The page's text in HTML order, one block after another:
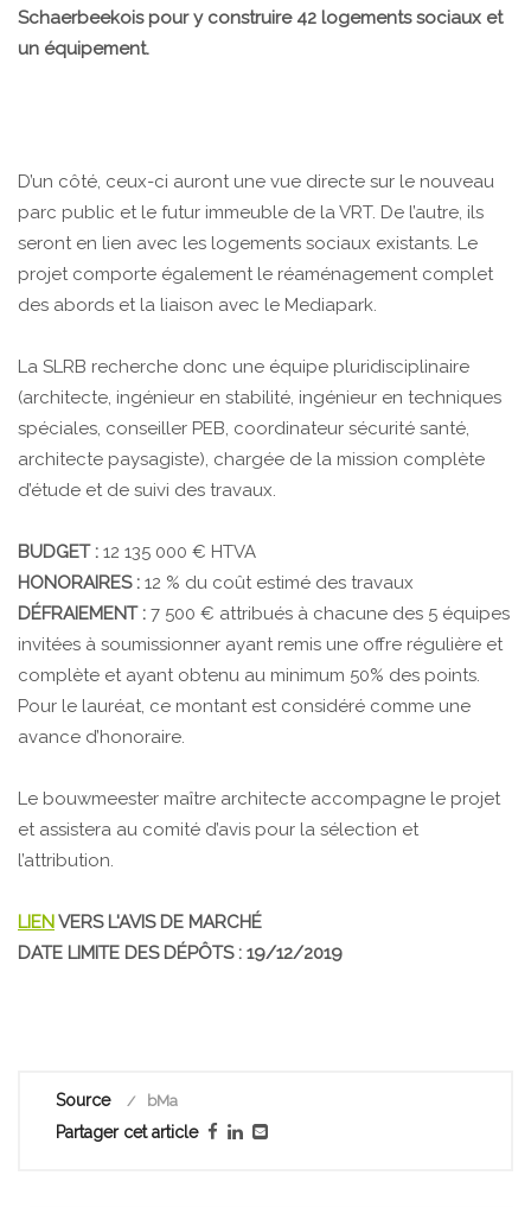
Schaerbeekois pour y construire 42 logements sociaux et
un équipement.
D’un côté, ceux-ci auront une vue directe sur le nouveau
parc public et le futur immeuble de la VRT. De l’autre, ils
seront en lien avec les logements sociaux existants. Le
projet comporte également le réaménagement complet
des abords et la liaison avec le Mediapark.
La SLRB recherche donc une équipe pluridisciplinaire
(architecte, ingénieur en stabilité, ingénieur en techniques
spéciales, conseiller PEB, coordinateur sécurité santé,
architecte paysagiste), chargée de la mission complète
d’étude et de suivi des travaux.
BUDGET : 12 135 000 € HTVA
HONORAIRES : 12 % du coût estimé des travaux
DÉFRAIEMENT : 7 500 € attribués à chacune des 5 équipes
invitées à soumissionner ayant remis une offre régulière et
complète et ayant obtenu au minimum 50% des points.
Pour le lauréat, ce montant est considéré comme une
avance d’honoraire.
Le bouwmeester maître architecte accompagne le projet
et assistera au comité d’avis pour la sélection et
l’attribution.
LIEN VERS L'AVIS DE MARCHÉ
DATE LIMITE DES DÉPÔTS : 19/12/2019
Source bMa
Partager cet article